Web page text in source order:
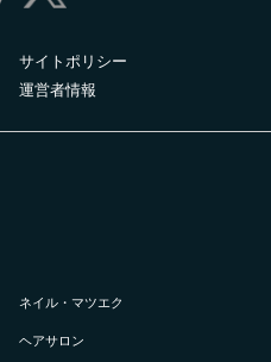
サイトポリシー
運営者情報
ネイル・マツエク
ヘアサロン